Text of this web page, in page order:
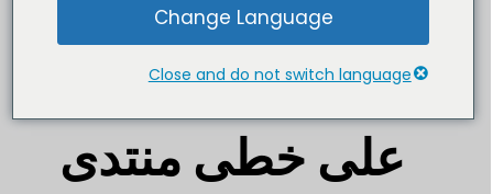
تونر ماستر يسير
على خطى منتدى
Change Language
Close and do not switch language